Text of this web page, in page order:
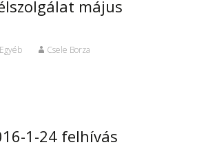
május
Egyéb Csele Borza
1-24 felhívás